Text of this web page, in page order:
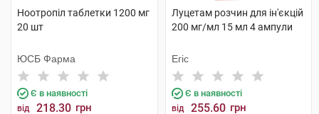
Ноотропіл таблетки 1200 мг
20 шт
ЮСБ Фарма
Є в наявності
від 218.30 грн
Луцетам розчин для ін'єкцій
200 мг/мл 15 мл 4 ампули
Егіс
Є в наявності
від 255.60 грн